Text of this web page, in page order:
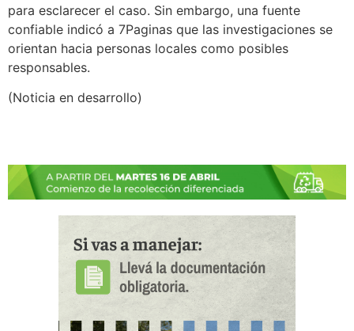
para esclarecer el caso. Sin embargo, una fuente
confiable indicó a 7Paginas que las investigaciones se
orientan hacia personas locales como posibles
responsables.
(Noticia en desarrollo)